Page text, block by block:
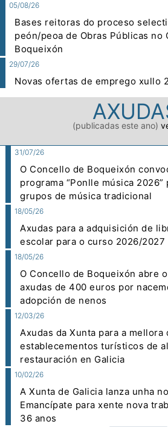
05/08/26
Bases reitoras do proceso
peón/peoa de Obras Públicas no
Boqueixón
29/07/26
Novas ofertas de emprego xullo
(publicadas este ano)
31/07/26
O Concello de Boqueixón
programa “Ponlle música
grupos de música tradicional
18/05/26
Axudas para a adquisición de
escolar para o curso 2026/2027
18/05/26
O Concello de Boqueixón abre
axudas de 400 euros por
adopción de nenos
12/03/26
Axudas da Xunta para a
establecementos turísticos de
restauración en Galicia
10/02/26
A Xunta de Galicia lanza unha
Emancípate para xente nova
36 anos